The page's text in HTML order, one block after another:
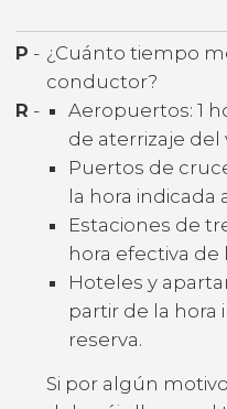
P - ¿Cuánto tiempo
conductor?
R -
Aeropuertos: 1
de aterrizaje del
Puertos de
la hora indicada
Estaciones de
hora efectiva
Hoteles y
partir de la hora
reserva.
Si por algún